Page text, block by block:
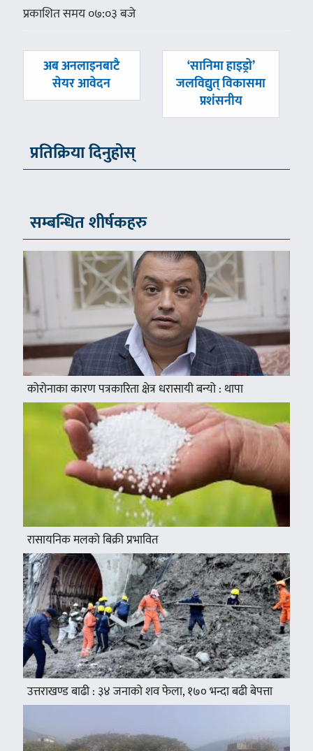
प्रकाशित समय ०७:०३ बजे
पछिल्लाे
अब अनलाइनबाटै
सेयर आवेदन
अघिल्लाे
-
‘सानिमा हाइड्रो’
जलविद्युत् विकासमा
प्रशंसनीय
प्रतिक्रिया दिनुहोस्
सम्बन्धित शीर्षकहरु
कोरोनाका कारण पत्रकारिता क्षेत्र धरासायी बन्यो : थापा
रासायनिक मलको बिक्री प्रभावित
उत्तराखण्ड बाढी : ३४ जनाको शव फेला, १७० भन्दा बढी बेपत्ता